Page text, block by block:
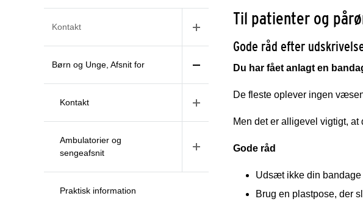
Kontakt
Børn og Unge, Afsnit for
Kontakt
Ambulatorier og
sengeafsnit
Praktisk information
Til patienter og
Gode råd efter
Du har fået anlagt en
De fleste oplever ingen
Men det er alligevel vigtigt,
Gode råd
Udsæt ikke din bandage
Brug en plastpose, der